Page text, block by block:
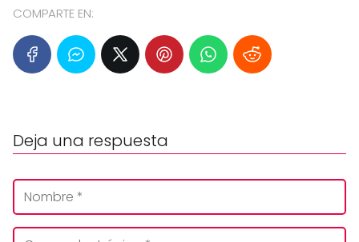
COMPARTE EN:
Deja una respuesta